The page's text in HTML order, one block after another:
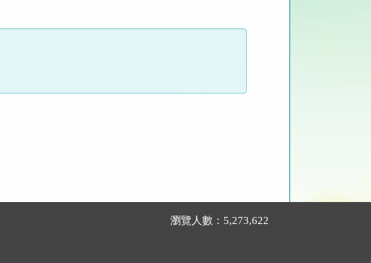
瀏覽人數：5,273,622